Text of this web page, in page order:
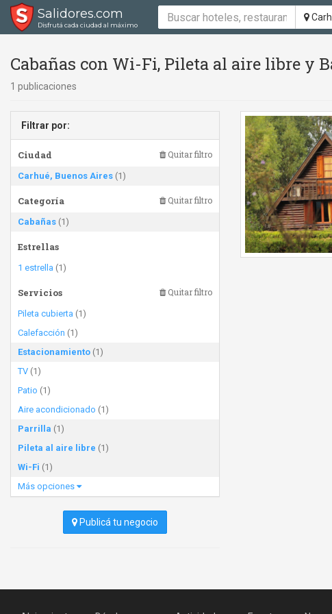
Salidores.com
Disfrutá cada ciudad al máximo
Cabañas con Wi-Fi, Pileta al aire libre y
1 publicaciones
Filtrar por:
Ciudad Quitar filtro
Carhué, Buenos Aires (1)
Categoría Quitar filtro
Cabañas (1)
Estrellas
1 estrella (1)
Servicios Quitar filtro
Pileta cubierta (1)
Calefacción (1)
Estacionamiento (1)
TV (1)
Patio (1)
Aire acondicionado (1)
Parrilla (1)
Pileta al aire libre (1)
Wi-Fi (1)
Más opciones
Publicá tu negocio